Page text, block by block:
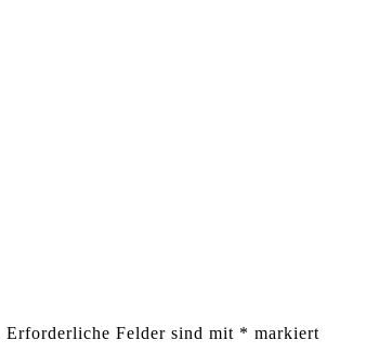
Erforderliche Felder sind mit * markiert